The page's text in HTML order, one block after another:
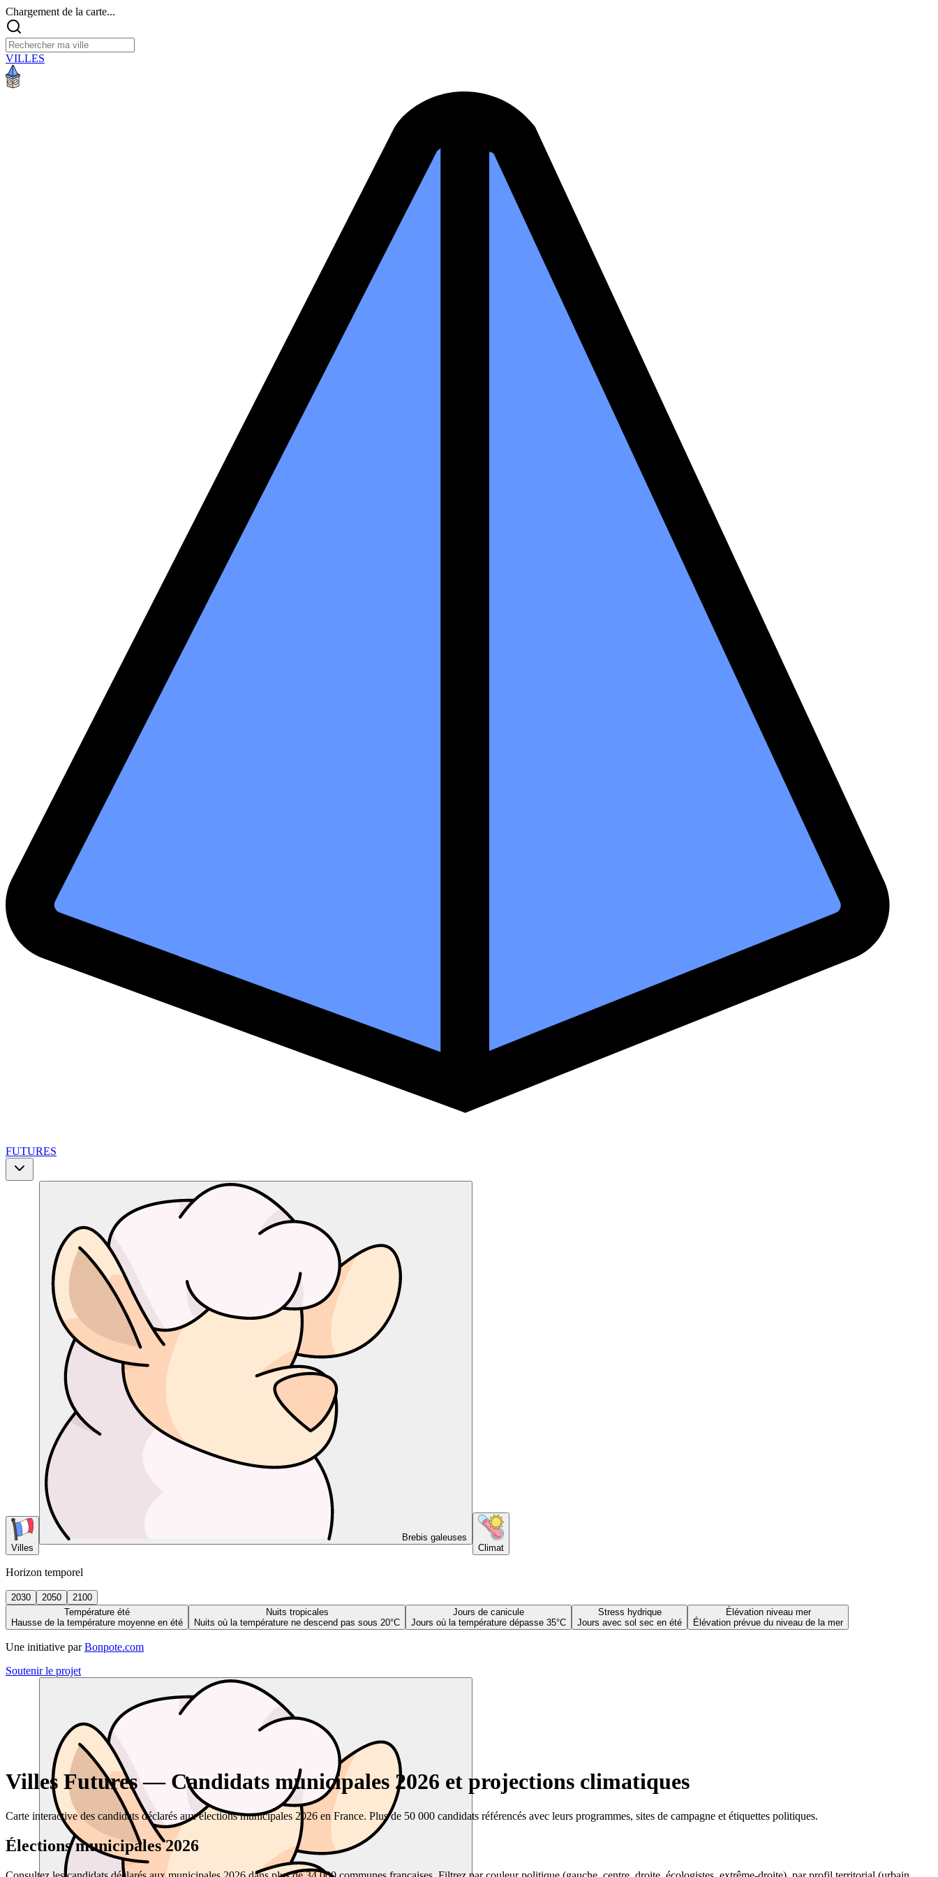
Chargement de la carte...
VILLES
FUTURES
Villes
Brebis galeuses
Climat
Horizon temporel
2030 2050
2100
Température été
Hausse de la température moyenne en été
Nuits tropicales
Nuits où la température ne descend pas sous 20°C
Jours de canicule
Jours où la température dépasse 35°C
Stress hydrique
Jours avec sol sec en été
Élévation niveau mer
Élévation prévue du niveau de la mer
Une initiative par Bonpote.com
Soutenir le projet
Villes Futures — Candidats municipales 2026 et projections climatiques
Carte interactive des candidats déclarés aux élections municipales 2026 en France. Plus de 50 000 candidats référencés avec leurs programmes, sites de campagne et étiquettes politiques.
Élections municipales 2026